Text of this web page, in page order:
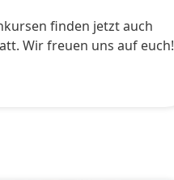
finden jetzt auch
Wir freuen uns auf euch!